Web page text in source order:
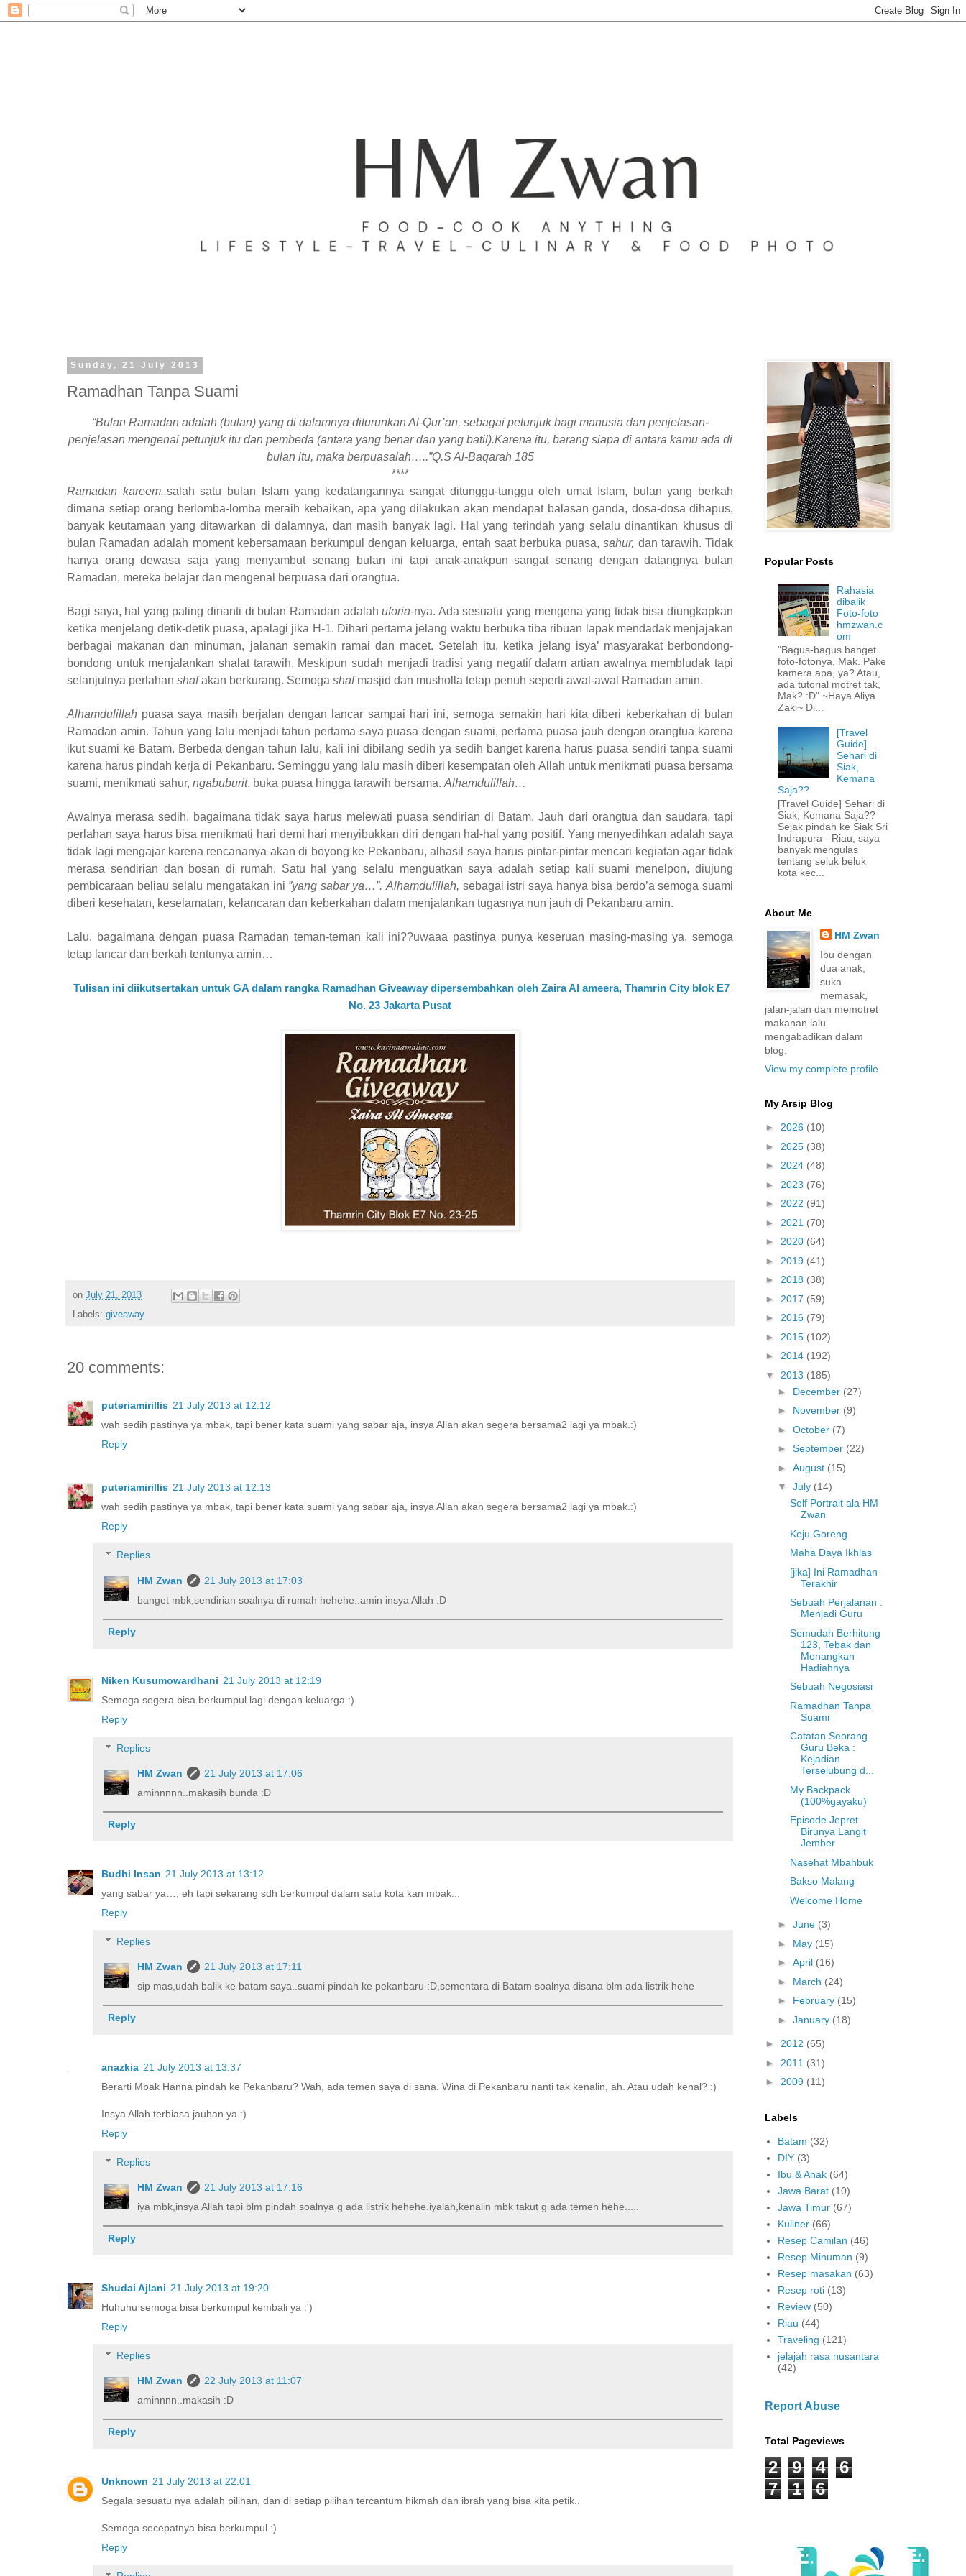
Sunday, 21 July 2013
Ramadhan Tanpa Suami
“Bulan Ramadan adalah (bulan) yang di dalamnya diturunkan Al-Qur’an, sebagai petunjuk bagi manusia dan penjelasan-
penjelasan mengenai petunjuk itu dan pembeda (antara yang benar dan yang batil).Karena itu, barang siapa di antara kamu ada di
bulan itu, maka berpuasalah…..”Q.S Al-Baqarah 185
****
Ramadan kareem..salah satu bulan Islam yang kedatangannya sangat ditunggu-tunggu oleh umat Islam, bulan yang berkah
dimana setiap orang berlomba-lomba meraih kebaikan, apa yang dilakukan akan mendapat balasan ganda, dosa-dosa dihapus,
banyak keutamaan yang ditawarkan di dalamnya, dan masih banyak lagi. Hal yang terindah yang selalu dinantikan khusus di
bulan Ramadan adalah moment kebersamaan berkumpul dengan keluarga, entah saat berbuka puasa,sahur, dan tarawih. Tidak
hanya orang dewasa saja yang menyambut senang bulan ini tapi anak-anakpun sangat senang dengan datangnya bulan
Ramadan, mereka belajar dan mengenal berpuasa dari orangtua.
Bagi saya, hal yang paling dinanti di bulan Ramadan adalahuforia­-nya. Ada sesuatu yang mengena yang tidak bisa diungkapkan
ketika menjelang detik-detik puasa, apalagi jika H-1. Dihari pertama jelang waktu berbuka tiba ribuan lapak mendadak menjajakan
berbagai makanan dan minuman, jalanan semakin ramai dan macet. Setelah itu, ketika jelang isya’ masyarakat berbondong-
bondong untuk menjalankan shalat tarawih. Meskipun sudah menjadi tradisi yang negatif dalam artian awalnya membludak tapi
selanjutnya perlahan shafakan berkurang. Semoga shafmasjid dan musholla tetap penuh seperti awal-awal Ramadan amin.
Alhamdulillah puasa saya masih berjalan dengan lancar sampai hari ini, semoga semakin hari kita diberi keberkahan di bulan
Ramadan amin. Tahun yang lalu menjadi tahun pertama saya puasa dengan suami, pertama puasa jauh dengan orangtua karena
ikut suami ke Batam. Berbeda dengan tahun lalu, kali ini dibilang sedih ya sedih banget karena harus puasa sendiri tanpa suami
karena harus pindah kerja di Pekanbaru. Seminggu yang lalu masih diberi kesempatan oleh Allah untuk menikmati puasa bersama
suami, menikmati sahur, ngabuburit, buka puasa hingga tarawih bersama. Alhamdulillah…
Awalnya merasa sedih, bagaimana tidak saya harus melewati puasa sendirian di Batam. Jauh dari orangtua dan saudara, tapi
perlahan saya harus bisa menikmati hari demi hari menyibukkan diri dengan hal-hal yang positif. Yang menyedihkan adalah saya
tidak lagi mengajar karena rencananya akan di boyong ke Pekanbaru, alhasil saya harus pintar-pintar mencari kegiatan agar tidak
merasa sendirian dan bosan di rumah. Satu hal yang selalu menguatkan saya adalah setiap kali suami menelpon, diujung
pembicaraan beliau selalu mengatakan ini ”yang sabar ya…”. Alhamdulillah, sebagai istri saya hanya bisa berdo’a semoga suami
diberi kesehatan, keselamatan, kelancaran dan keberkahan dalam menjalankan tugasnya nun jauh di Pekanbaru amin.
Lalu, bagaimana dengan puasa Ramadan teman-teman kali ini??uwaaa pastinya punya keseruan masing-masing ya, semoga
tetap lancar dan berkah tentunya amin…
Tulisan ini diikutsertakan untuk GA dalam rangka Ramadhan Giveaway dipersembahkan oleh Zaira Al ameera, Thamrin City blok E7
No. 23 Jakarta Pusat
on July 21, 2013
Labels: giveaway
20 comments:
puteriamirillis 21 July 2013 at 12:12
wah sedih pastinya ya mbak, tapi bener kata suami yang sabar aja, insya Allah akan segera bersama2 lagi ya mbak.:)
Reply
puteriamirillis 21 July 2013 at 12:13
wah sedih pastinya ya mbak, tapi bener kata suami yang sabar aja, insya Allah akan segera bersama2 lagi ya mbak.:)
Reply
Replies
HM Zwan
21 July 2013 at 17:03
banget mbk,sendirian soalnya di rumah hehehe..amin insya Allah :D
Reply
Niken Kusumowardhani 21 July 2013 at 12:19
Semoga segera bisa berkumpul lagi dengan keluarga :)
Reply
Replies
HM Zwan
21 July 2013 at 17:06
aminnnnn..makasih bunda :D
Reply
Budhi Insan 21 July 2013 at 13:12
yang sabar ya…, eh tapi sekarang sdh berkumpul dalam satu kota kan mbak...
Reply
Replies
HM Zwan
21 July 2013 at 17:11
sip mas,udah balik ke batam saya..suami pindah ke pekanbaru :D,sementara di Batam soalnya disana blm ada listrik hehe
Reply
anazkia 21 July 2013 at 13:37
Berarti Mbak Hanna pindah ke Pekanbaru? Wah, ada temen saya di sana. Wina di Pekanbaru nanti tak kenalin, ah. Atau udah kenal? :)
Insya Allah terbiasa jauhan ya :)
Reply
Replies
HM Zwan
21 July 2013 at 17:16
iya mbk,insya Allah tapi blm pindah soalnya g ada listrik hehehe.iyalah,kenalin mbk takut g ada temen hehe.....
Reply
Shudai Ajlani 21 July 2013 at 19:20
Huhuhu semoga bisa berkumpul kembali ya :')
Reply
Replies
HM Zwan
22 July 2013 at 11:07
aminnnn..makasih :D
Reply
Unknown 21 July 2013 at 22:01
Segala sesuatu nya adalah pilihan, dan di setiap pilihan tercantum hikmah dan ibrah yang bisa kita petik..
Semoga secepatnya bisa berkumpul :)
Reply
Popular Posts
Rahasia
dibalik
Foto-foto
hmzwan.c
om
"Bagus-bagus banget
foto-fotonya, Mak. Pake
kamera apa, ya? Atau,
ada tutorial motret tak,
Mak? :D" ~Haya Aliya
Zaki~ Di...
[Travel
Guide]
Sehari di
Siak,
Kemana
Saja??
[Travel Guide] Sehari di
Siak, Kemana Saja??
Sejak pindah ke Siak Sri
Indrapura - Riau, saya
banyak mengulas
tentang seluk beluk
kota kec...
About Me
HM Zwan
Ibu dengan
dua anak,
suka
memasak,
jalan-jalan dan memotret
makanan lalu
mengabadikan dalam
blog.
View my complete profile
My Arsip Blog
► 2026 (10)
► 2025 (38)
► 2024 (48)
► 2023 (76)
► 2022 (91)
► 2021 (70)
► 2020 (64)
► 2019 (41)
► 2018 (38)
► 2017 (59)
► 2016 (79)
► 2015 (102)
► 2014 (192)
▼ 2013 (185)
► December (27)
► November (9)
► October (7)
► September (22)
► August (15)
▼ July (14)
Self Portrait ala HM
Zwan
Keju Goreng
Maha Daya Ikhlas
[jika] Ini Ramadhan
Terakhir
Sebuah Perjalanan :
Menjadi Guru
Semudah Berhitung
123, Tebak dan
Menangkan
Hadiahnya
Sebuah Negosiasi
Ramadhan Tanpa
Suami
Catatan Seorang
Guru Beka :
Kejadian
Terselubung d...
My Backpack
(100%gayaku)
Episode Jepret
Birunya Langit
Jember
Nasehat Mbahbuk
Bakso Malang
Welcome Home
► June (3)
► May (15)
► April (16)
► March (24)
► February (15)
► January (18)
► 2012 (65)
► 2011 (31)
► 2009 (11)
Labels
Batam (32)
DIY (3)
Ibu & Anak (64)
Jawa Barat (10)
Jawa Timur (67)
Kuliner (66)
Resep Camilan (46)
Resep Minuman (9)
Resep masakan (63)
Resep roti (13)
Review (50)
Riau (44)
Traveling (121)
jelajah rasa nusantara
(42)
Report Abuse
Total Pageviews
2 9 4
6
7
1 6